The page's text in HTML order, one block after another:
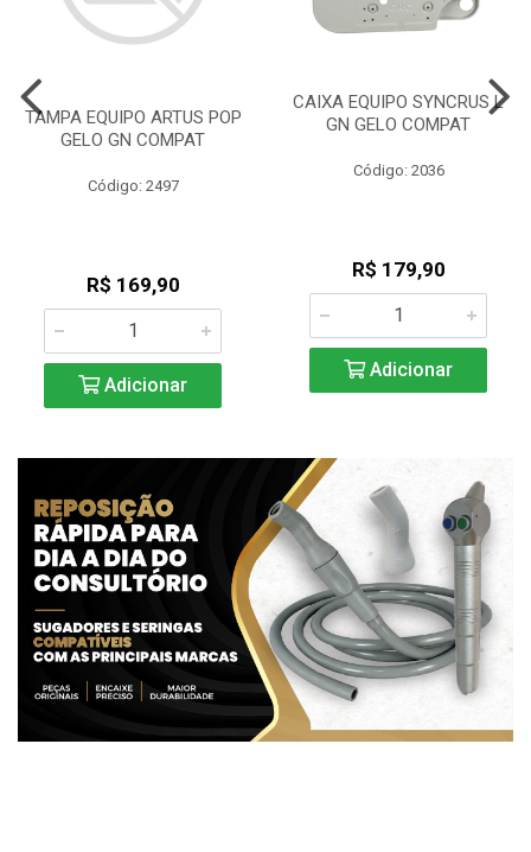
TAMPA EQUIPO ARTUS POP
GELO GN COMPAT
Código: 2497
R$ 169,90
Adicionar
CAIXA EQUIPO SYNCRUS L
GN GELO COMPAT
Código: 2036
R$ 179,90
Adicionar